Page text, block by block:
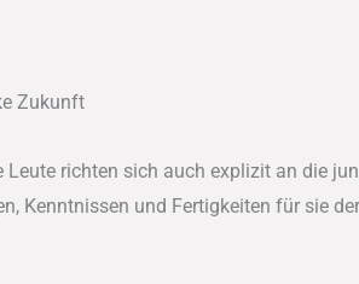
Zukunft
Leute richten sich auch explizit an die
Kenntnissen und Fertigkeiten für sie